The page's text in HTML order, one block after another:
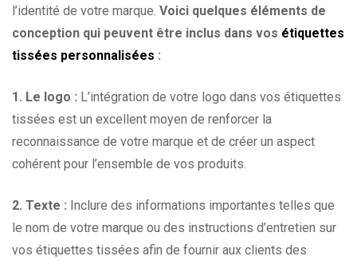
l’identité de votre marque. Voici quelques éléments de
conception qui peuvent être inclus dans vos étiquettes
tissées personnalisées :
1. Le logo : L’intégration de votre logo dans vos étiquettes
tissées est un excellent moyen de renforcer la
reconnaissance de votre marque et de créer un aspect
cohérent pour l’ensemble de vos produits.
2. Texte : Inclure des informations importantes telles que
le nom de votre marque ou des instructions d’entretien sur
vos étiquettes tissées afin de fournir aux clients des